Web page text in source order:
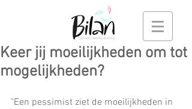
Keer jij moeilijkheden om tot
mogelijkheden?
"Een pessimist ziet de moeilijkheden in